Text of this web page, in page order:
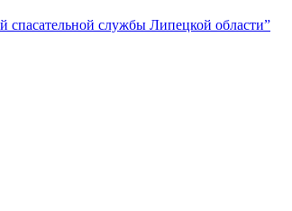
службы Липецкой области”